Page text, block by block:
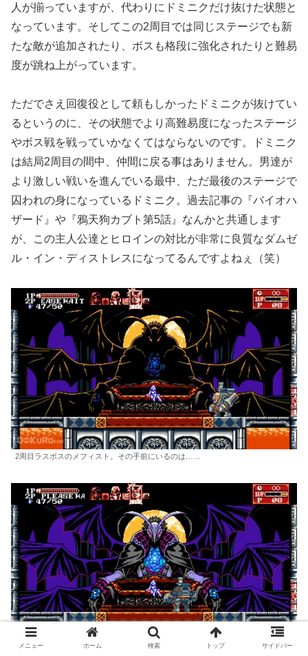
人が揃っていますが、代わりにドミニクだけ抜けた状態と
なっています。そしてこの2周目では同じステージでも新
たな敵が追加されたり、ボスも格段に強化されたりと難易
度が跳ね上がっています。
ただでさえ回復役として頼もしかったドミニクが抜けてい
るというのに、その状態でより高難易度になったステージ
やボス戦を戦っていかなくてはならないのです。ドミニク
は結局2周目の間中、仲間に戻る事はありません。男達が
より激しい戦いを進んでいる最中、ただ最後のステージで
囚われの身になっているドミニク。過去記事の『バイオハ
ザード』や『鴉天狗カブト第5話』なんかと共通します
が、この主人公達とヒロインの対比が非常に良質なダムゼ
ル・イン・ディストレスになってるんですよねぇ（笑）
2周目ラスボスのメフィスト。その手前にいるのは……
ずっとここで囚われの身になっていたドミニク
メニュー ホーム 検索 トップ サイドバー